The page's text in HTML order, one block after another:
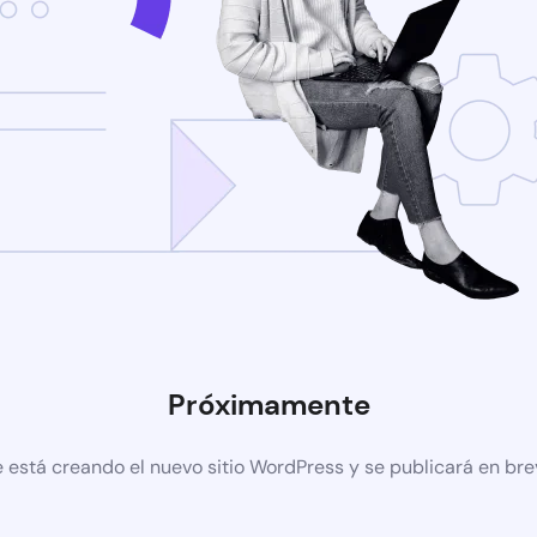
Próximamente
está creando el nuevo sitio WordPress y se publicará en